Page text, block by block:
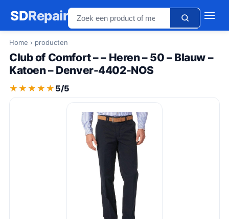
SDRepair
Home › producten
Club of Comfort – – Heren – 50 – Blauw –
Katoen – Denver-4402-NOS
★★★★★
★★★★★ 5/5